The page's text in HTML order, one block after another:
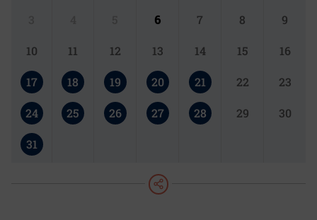
6 7 8 9
10 11 12 13 14 15 16
17 18 19 20 21 22 23
24 25 26 27 28 29 30
31
teilen